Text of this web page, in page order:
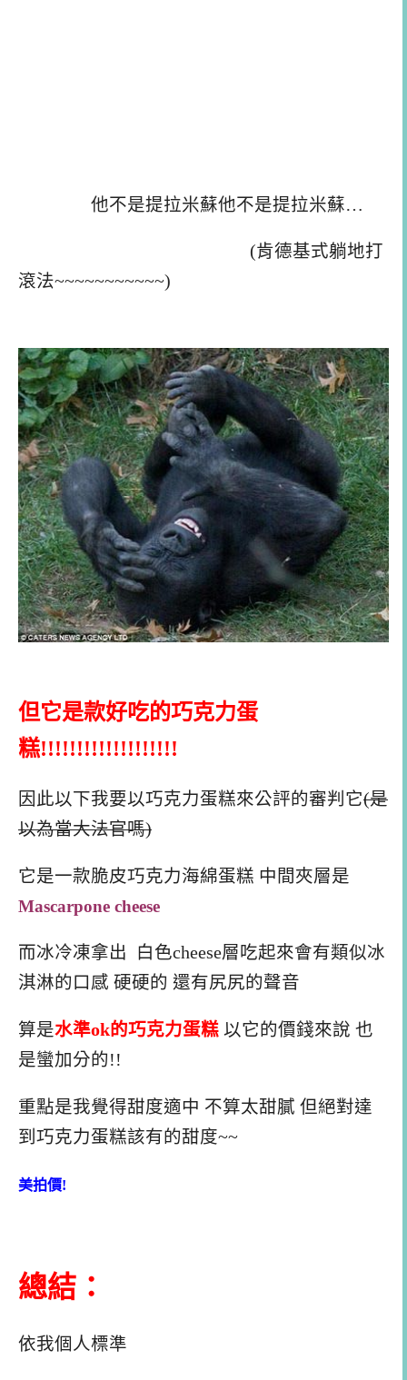
他不是提拉米蘇他不是提拉米蘇…
(肯德基式躺地打
滾法~~~~~~~~~~~)
但它是款好吃的巧克力蛋
糕!!!!!!!!!!!!!!!!!!!
因此以下我要以巧克力蛋糕來公評的審判它(是
以為當大法官嗎)
它是一款脆皮巧克力海綿蛋糕 中間夾層是
Mascarpone cheese
而冰冷凍拿出 白色cheese層吃起來會有類似冰
淇淋的口感 硬硬的 還有尻尻的聲音
算是水準ok的巧克力蛋糕 以它的價錢來說 也
是蠻加分的!!
重點是我覺得甜度適中 不算太甜膩 但絕對達
到巧克力蛋糕該有的甜度~~
美拍價!
總結：
依我個人標準